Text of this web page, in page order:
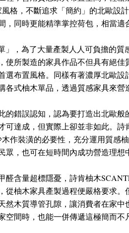
格，不斷追求「簡約」的北歐設
同時更能精準掌控荷包，相當適
」，為了大量產製人人可負擔的
使所製造的家具作品不但具有絕
布置風格。同樣有著濃厚北歐
式柚木單品，透過質感家具來營
錯誤認知，認為要打造出北歐
達成，但實際上卻並非如此。詩
作裝潢的必要性，充分運用質感
，也可在短時間內成功營造理想
醛含量超標隱憂，詩肯柚木
柚木家具產製過程便嚴格要求
然木質導管孔隙，讓消費者在家
間時，也能一併傳遞這極簡而不